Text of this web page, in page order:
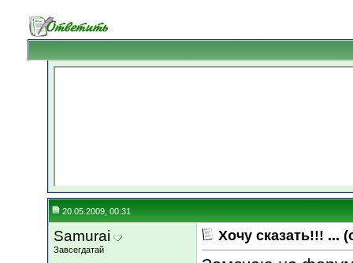
20.05.2009, 00:31
Samurai
Завсегдатай
Хочу сказать!!! ...